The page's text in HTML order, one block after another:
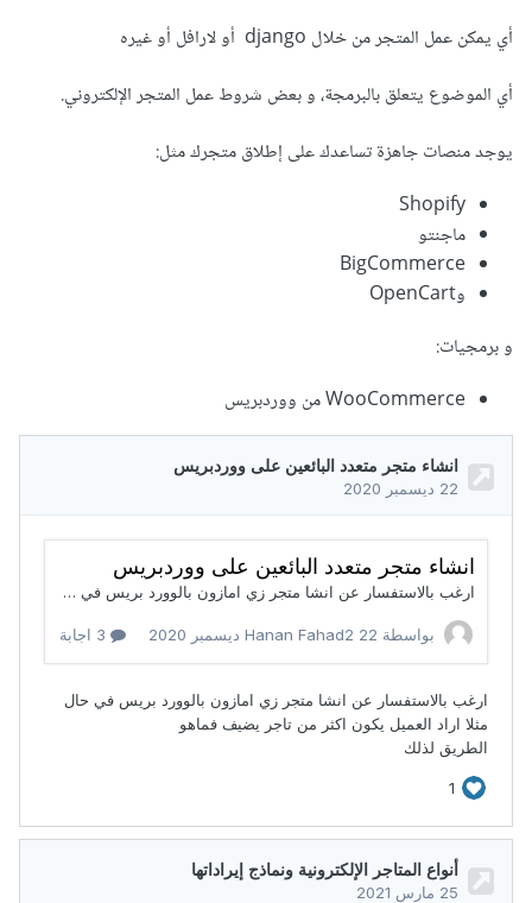
أي يمكن عمل المتجر من خلال django أو لارافل أو غيره
أي الموضوع يتعلق بالبرمجة، و بعض شروط عمل المتجر الإلكتروني.
يوجد منصات جاهزة تساعدك على إطلاق متجرك مثل:
Shopify
ماجنتو
BigCommerce
وOpenCart
و برمجيات:
WooCommerce من ووردبريس